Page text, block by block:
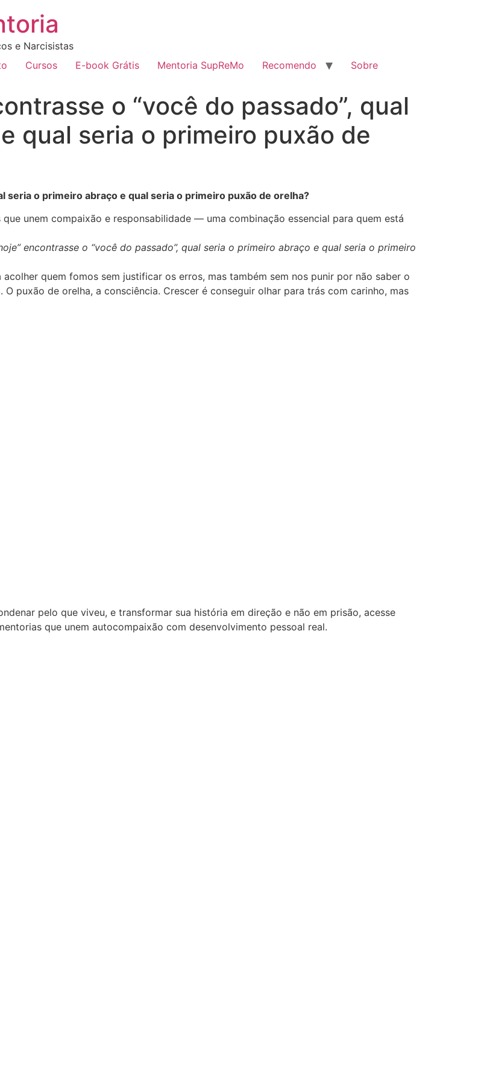
e Narcisistas
Cursos E-book Grátis Mentoria SupReMo Recomendo Sobre
o “você do passado”, qual
qual seria o primeiro puxão de
seria o primeiro abraço e qual seria o primeiro puxão de orelha?
unem compaixão e responsabilidade — uma combinação essencial para quem está
encontrasse o “você do passado”, qual seria o primeiro abraço e qual seria o primeiro
quem fomos sem justificar os erros, mas também sem nos punir por não saber o
puxão de orelha, a consciência. Crescer é conseguir olhar para trás com carinho, mas
pelo que viveu, e transformar sua história em direção e não em prisão, acesse
que unem autocompaixão com desenvolvimento pessoal real.